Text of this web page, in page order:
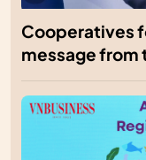
Cooperatives
message from